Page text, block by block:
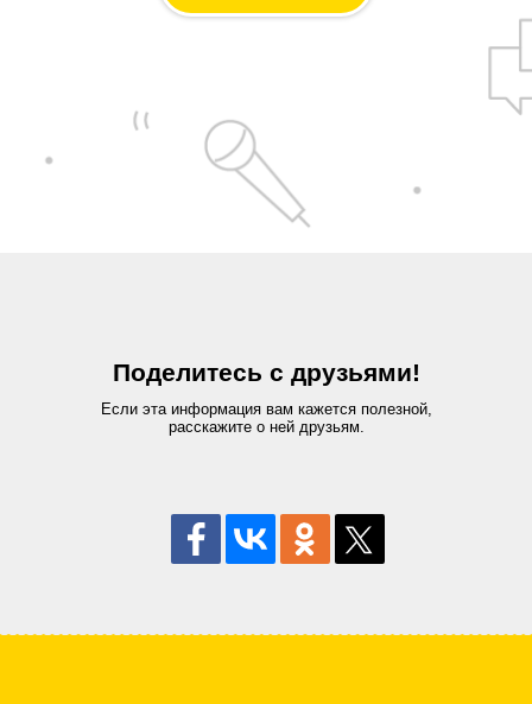
Поделитесь с друзьями!
Если эта информация вам кажется полезной,
расскажите о ней друзьям.